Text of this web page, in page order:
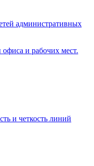
административных
и рабочих мест.
и четкость линий